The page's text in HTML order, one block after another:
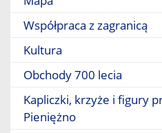
Współpraca z zagranicą
Kultura
Obchody 700 lecia
Kapliczki, krzyże i figury
Pieniężno